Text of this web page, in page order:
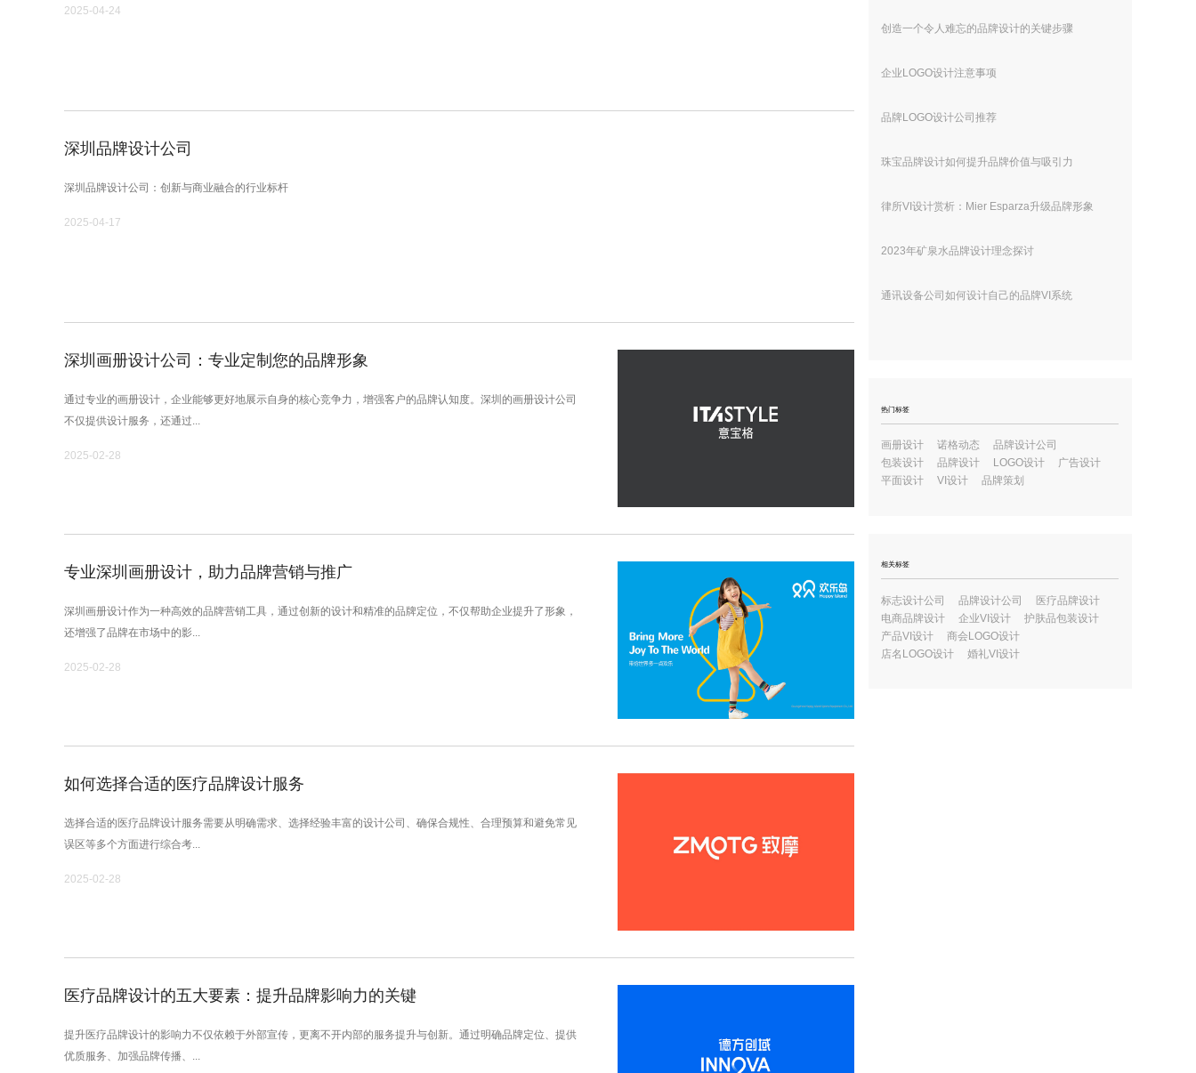
2025-04-24
深圳品牌设计公司
深圳品牌设计公司：创新与商业融合的行业标杆
2025-04-17
深圳画册设计公司：专业定制您的品牌形象
通过专业的画册设计，企业能够更好地展示自身的核心竞争力，增强客户的品牌认知度。深圳的画册设计公司
不仅提供设计服务，还通过...
2025-02-28
专业深圳画册设计，助力品牌营销与推广
深圳画册设计作为一种高效的品牌营销工具，通过创新的设计和精准的品牌定位，不仅帮助企业提升了形象，
还增强了品牌在市场中的影...
2025-02-28
如何选择合适的医疗品牌设计服务
选择合适的医疗品牌设计服务需要从明确需求、选择经验丰富的设计公司、确保合规性、合理预算和避免常见
误区等多个方面进行综合考...
2025-02-28
医疗品牌设计的五大要素：提升品牌影响力的关键
提升医疗品牌设计的影响力不仅依赖于外部宣传，更离不开内部的服务提升与创新。通过明确品牌定位、提供
优质服务、加强品牌传播、...
创造一个令人难忘的品牌设计的关键步骤
企业LOGO设计注意事项
品牌LOGO设计公司推荐
珠宝品牌设计如何提升品牌价值与吸引力
律所VI设计赏析：Mier Esparza升级品牌形象
2023年矿泉水品牌设计理念探讨
通讯设备公司如何设计自己的品牌VI系统
热门标签
画册设计 诺格动态
品牌设计公司
包装设计
品牌设计 LOGO设计
广告设计
平面设计
VI设计 品牌策划
相关标签
标志设计公司 品牌设计公司
医疗品牌设计
电商品牌设计
企业VI设计
护肤品包装设计
产品VI设计
商会LOGO设计
店名LOGO设计
婚礼VI设计